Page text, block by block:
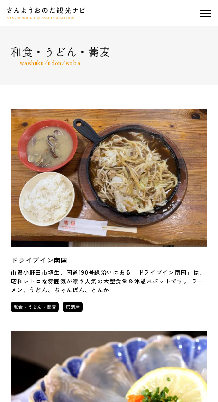
和食・うどん・蕎麦
washuku/udon/soba
ドライブイン南国
山陽小野田市埴生、国道190号線沿いにある「ドライブイン南国」は、
昭和レトロな雰囲気が漂う人気の大型食堂＆休憩スポットです。 ラー
メン、うどん、ちゃんぽん、とんか…
和食・うどん・蕎麦 居酒屋